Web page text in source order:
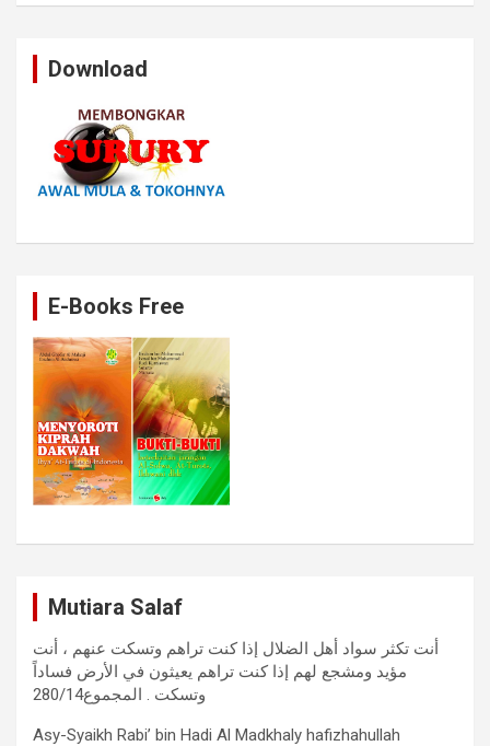
Download
E-Books Free
Mutiara Salaf
أنت تكثر سواد أهل الضلال إذا كنت تراهم وتسكت عنهم ، أنت
مؤيد ومشجع لهم إذا كنت تراهم يعيثون في الأرض فساداً
وتسكت . المجموع280/14
Asy-Syaikh Rabi’ bin Hadi Al Madkhaly hafizhahullah